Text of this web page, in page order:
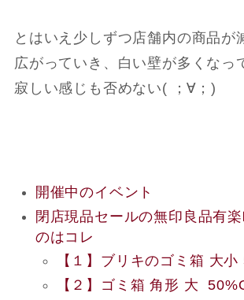
とはいえ少しずつ店舗内の商品が
広がっていき、白い壁が多くなっ
寂しい感じも否めない( ；∀；)
開催中のイベント
閉店現品セールの無印良品有
のはコレ
【１】ブリキのゴミ箱 大
【２】ゴミ箱 角形 大